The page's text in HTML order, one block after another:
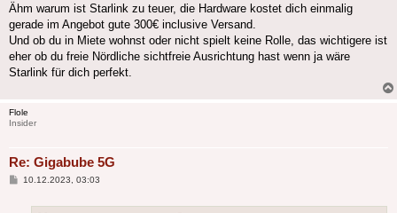
Ähm warum ist Starlink zu teuer, die Hardware kostet dich einmalig
gerade im Angebot gute 300€ inclusive Versand.
Und ob du in Miete wohnst oder nicht spielt keine Rolle, das wichtigere ist
eher ob du freie Nördliche sichtfreie Ausrichtung hast wenn ja wäre
Starlink für dich perfekt.
Flole
Insider
Re: Gigabube 5G
Beitrag
10.12.2023, 03:03